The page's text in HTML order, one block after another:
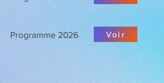
Programme 2026 Voir